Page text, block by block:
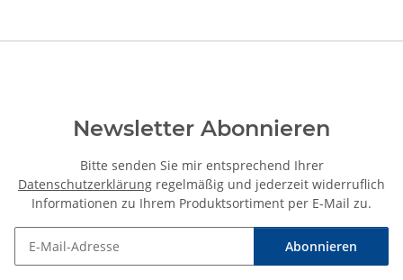
Newsletter Abonnieren
Bitte senden Sie mir entsprechend Ihrer
Datenschutzerklärung regelmäßig und jederzeit widerruflich
Informationen zu Ihrem Produktsortiment per E-Mail zu.
Abonnieren